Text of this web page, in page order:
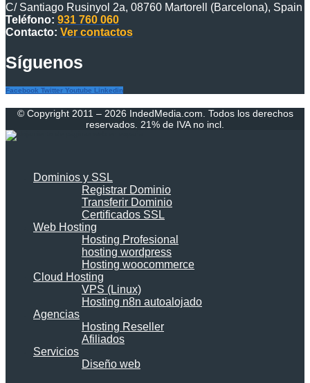
C/ Santiago Rusinyol 2a, 08760 Martorell (Barcelona), Spain
Teléfono: 931 760 060
Contacto: Ver contactos
Síguenos
Facebook Twitter Youtube Linkedin
© Copyright 2011 – 2026 IndedMedia.com. Todos los derechos
reservados. 21% de IVA no incl.
Dominios y SSL
Registrar Dominio
Transferir Dominio
Certificados SSL
Web Hosting
Hosting Profesional
hosting wordpress
Hosting woocommerce
Cloud Hosting
VPS (Linux)
Hosting n8n autoalojado
Agencias
Hosting Reseller
Afiliados
Servicios
Diseño web